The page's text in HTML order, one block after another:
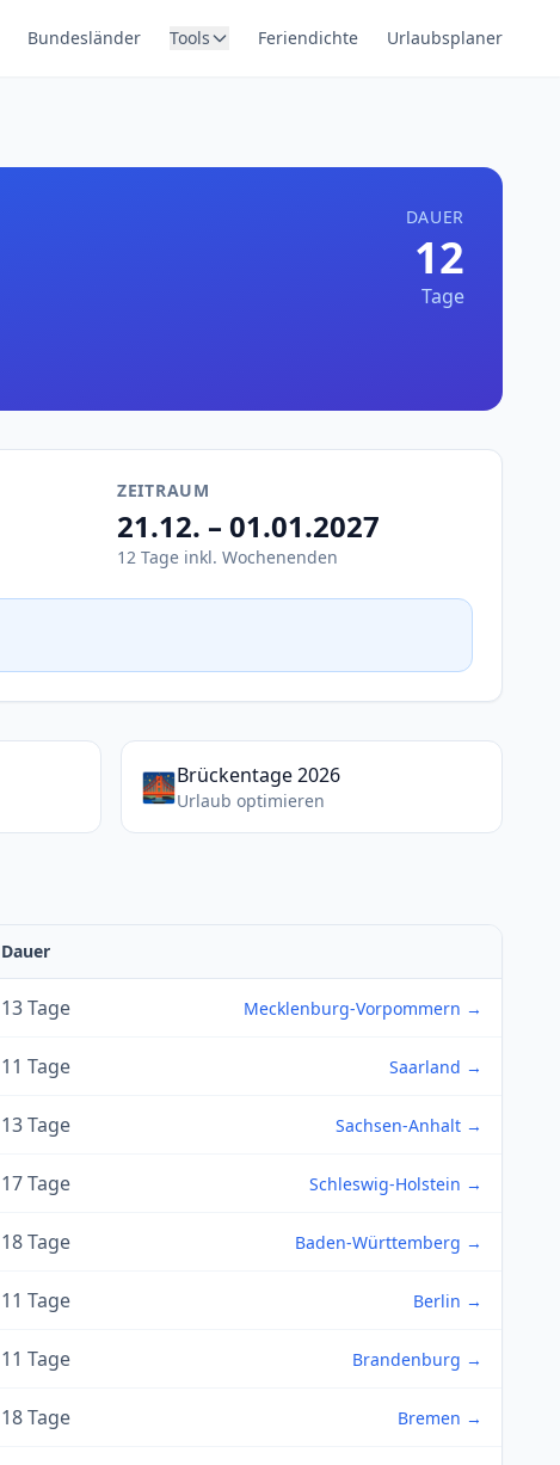
Bundesländer Tools Feriendichte Urlaubsplaner
DAUER
12
Tage
ZEITRAUM
21.12. – 01.01.2027
12 Tage inkl. Wochenenden
🌉Brückentage 2026
Urlaub optimieren
Dauer
13 Tage Mecklenburg-Vorpommern →
11 Tage Saarland →
13 Tage Sachsen-Anhalt →
17 Tage Schleswig-Holstein →
18 Tage Baden-Württemberg →
11 Tage Berlin →
11 Tage Brandenburg →
18 Tage Bremen →